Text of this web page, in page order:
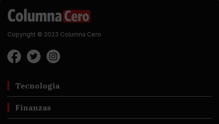
Copyright © 2023 Columna Cero
Tecnología
Finanzas